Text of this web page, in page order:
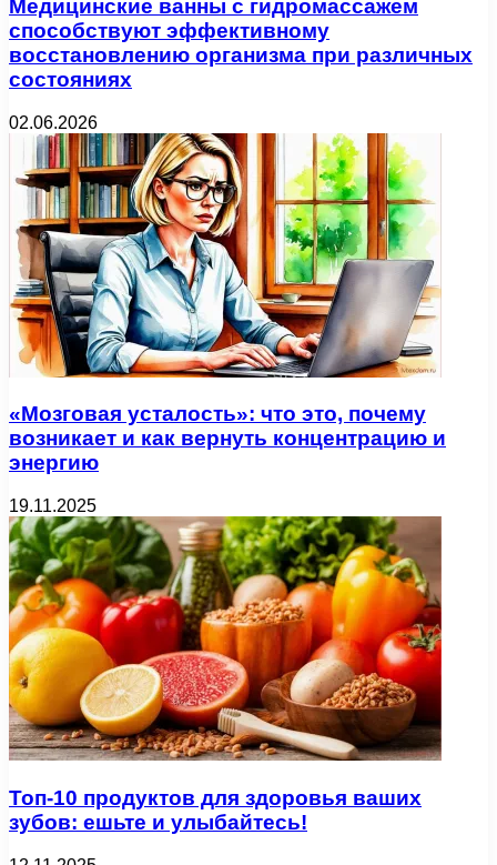
Медицинские ванны с гидромассажем
способствуют эффективному
восстановлению организма при различных
состояниях
02.06.2026
«Мозговая усталость»: что это, почему
возникает и как вернуть концентрацию и
энергию
19.11.2025
Топ-10 продуктов для здоровья ваших
зубов: ешьте и улыбайтесь!